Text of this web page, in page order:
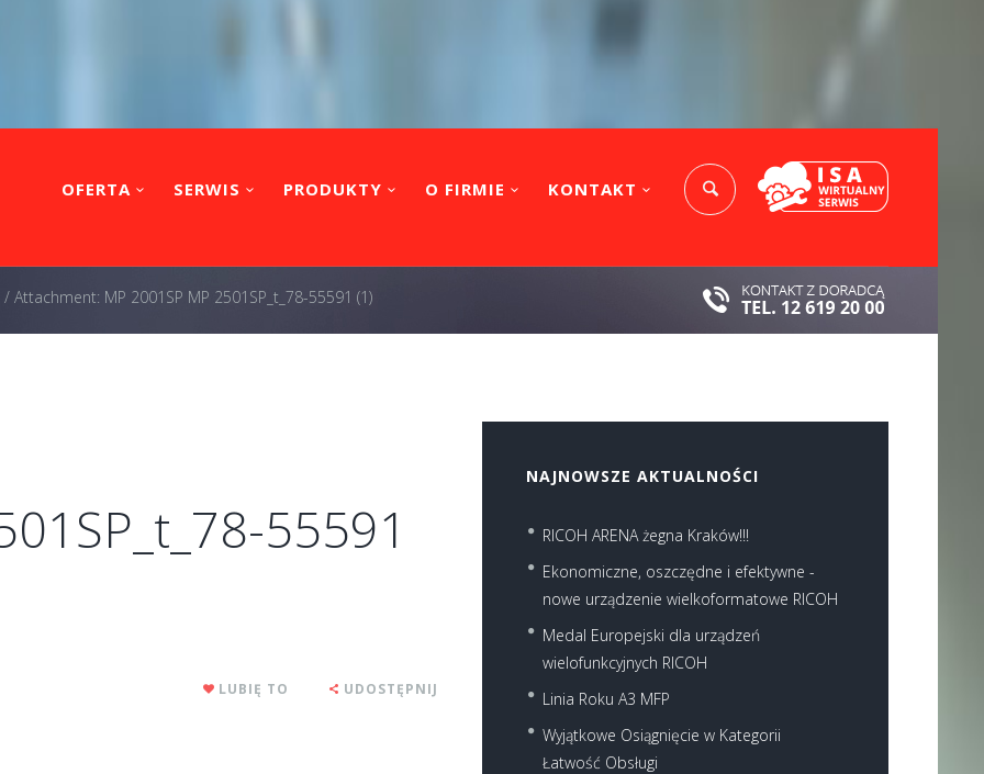
OFERTA SERWIS PRODUKTY O FIRMIE KONTAKT
/ Attachment: MP 2001SP MP 2501SP_t_78-55591 (1)
55591
LUBIĘ TO UDOSTĘPNIJ
NAJNOWSZE AKTUALNOŚCI
RICOH ARENA żegna Kraków!!!
Ekonomiczne, oszczędne i efektywne -
nowe urządzenie wielkoformatowe RICOH
Medal Europejski dla urządzeń
wielofunkcyjnych RICOH
Linia Roku A3 MFP
Wyjątkowe Osiągnięcie w Kategorii
Łatwość Obsługi